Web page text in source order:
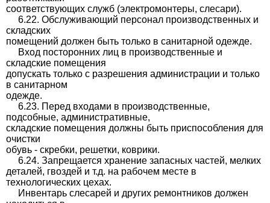
соответствующих служб (электромонтеры, слесари).
6.22. Обслуживающий персонал производственных и
складских
помещений должен быть только в санитарной одежде.
Вход посторонних лиц в производственные и
складские помещения
допускать только с разрешения администрации и только
в санитарном
одежде.
6.23. Перед входами в производственные,
подсобные, административные,
складские помещения должны быть приспособления для
очистки
обувь - скребки, решетки, коврики.
6.24. Запрещается хранение запасных частей, мелких
деталей, гвоздей и т.д. на рабочем месте в
технологических цехах.
Инвентарь слесарей и других ремонтников должен